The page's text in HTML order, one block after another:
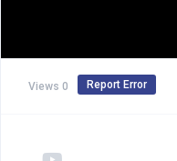
0 Views Report Error